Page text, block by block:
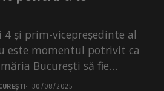
și prim-vicepreședinte al
este momentul potrivit ca
București să fie
30/08/2025